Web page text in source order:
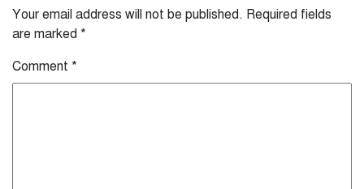
Your email address will not be published. Required fields
are marked *
Comment *